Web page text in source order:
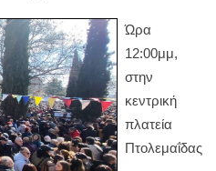
Ώρα
12:00μμ,
στην
κεντρική
πλατεία
Πτολεμαΐδας